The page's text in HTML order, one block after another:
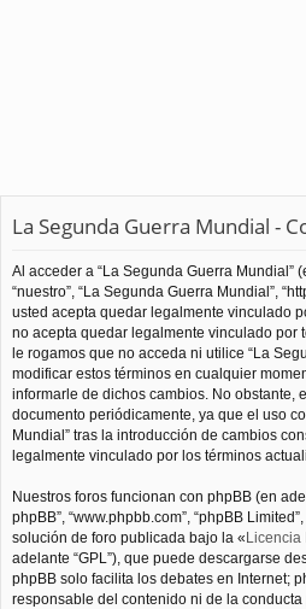
La Segunda Guerra Mundial -
Al acceder a “La Segunda Guerra Mundial”
“nuestro”, “La Segunda Guerra Mundial”,
usted acepta quedar legalmente vinculado
no acepta quedar legalmente vinculado por
le rogamos que no acceda ni utilice “La
modificar estos términos en cualquier
informarle de dichos cambios. No obstante,
documento periódicamente, ya que el uso
Mundial” tras la introducción de cambios
legalmente vinculado por los términos
Nuestros foros funcionan con phpBB (en
phpBB”, “www.phpbb.com”, “phpBB
solución de foro publicada bajo la «Licencia
adelante “GPL”), que puede descargarse
phpBB solo facilita los debates en Internet;
responsable del contenido ni de la